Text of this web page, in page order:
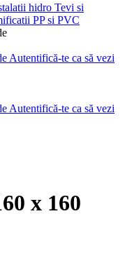
hidro Tevi si
PP si PVC
Autentifică-te ca să vezi
Autentifică-te ca să vezi
x 160